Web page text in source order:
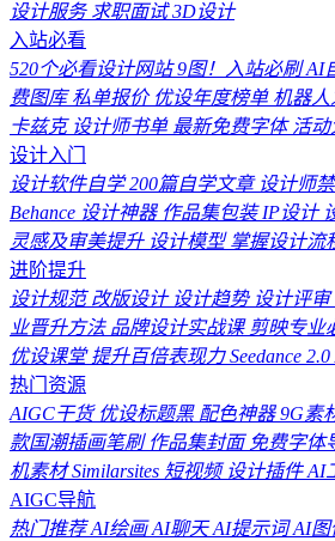
设计服务求职面试3D设计
入站必看
520个必看设计网站9图！入站必刷AI
费图库私单报价优设年度榜单机器人
卡兹克设计师书单最新免费字体活动
设计入门
设计软件自学200篇自学文章设计师
Behance 设计神器作品集包装IP设计
灵感及审美提升设计模型掌握设计流
进阶提升
设计规范改版设计设计趋势设计评审
业晋升方法品牌设计实战课剪映专业
优设课堂提升百倍表现力Seedance 2.0
热门资源
AIGC干货优设标题黑配色神器9G素
款国潮插画笔刷作品集封面免费字体
机素材Similarsites 短视频设计插件AI
AIGC导航
热门推荐AI绘画AI聊天AI提示词AI图